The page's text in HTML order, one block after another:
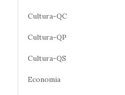
Cultura-QC
Cultura-QP
Cultura-QS
Economia